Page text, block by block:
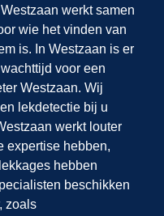
werkt samen
wie het vinden van
is. In Westzaan is er
voor een
Westzaan. Wij
lekdetectie bij u
werkt louter
expertise hebben,
hebben
beschikken
zoals